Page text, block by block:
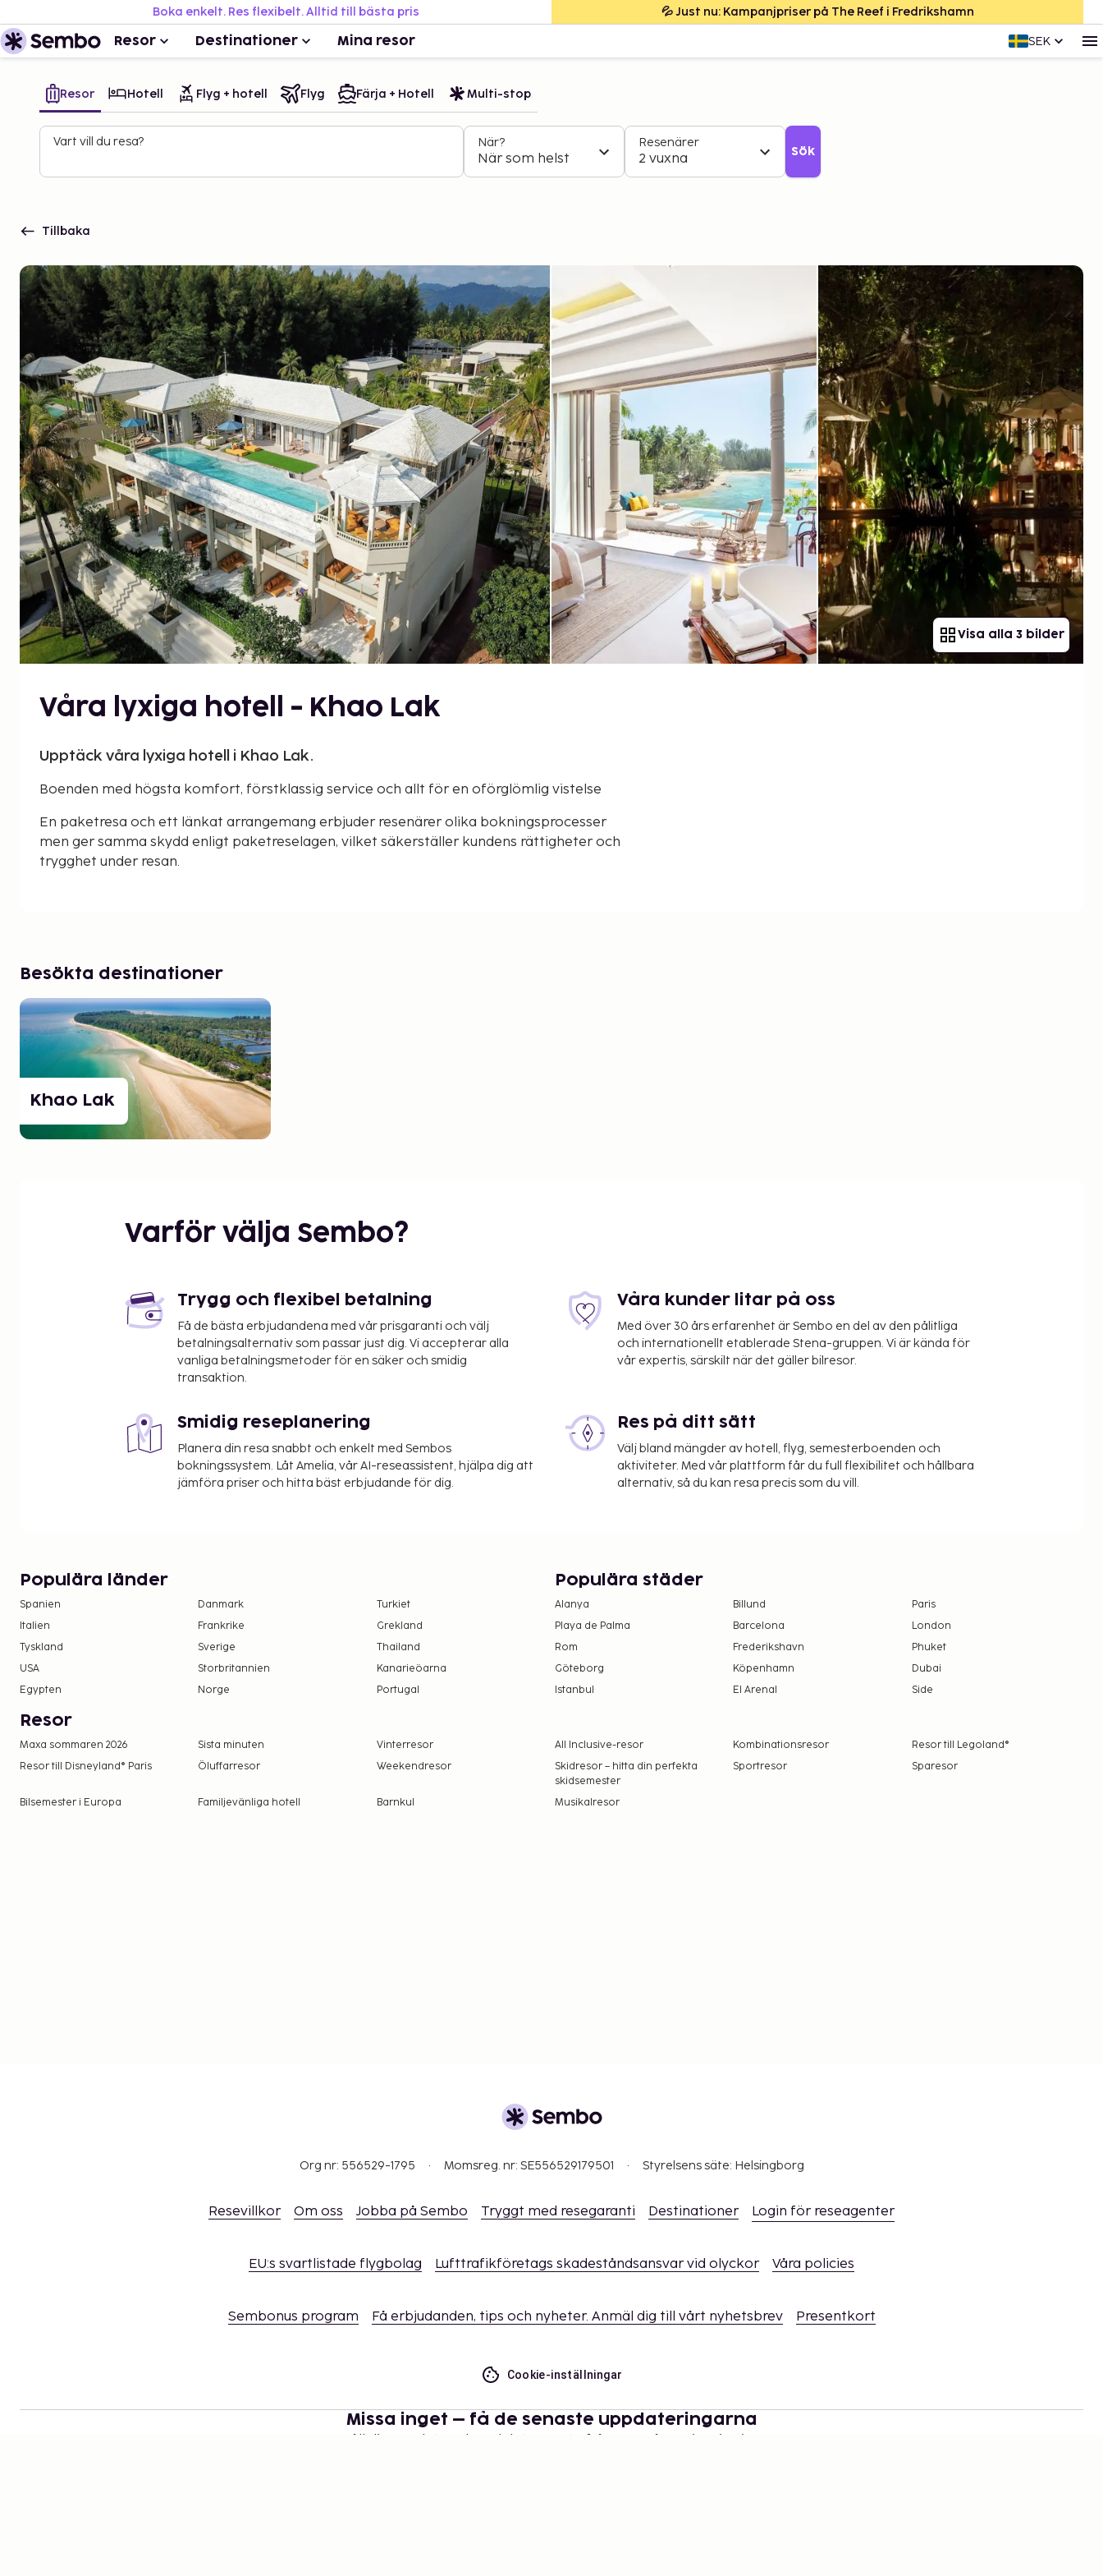
Boka enkelt. Res flexibelt. Alltid till bästa pris 💦 Just nu: Kampanjpriser på The Reef i Fredrikshamn
Resor Destinationer Mina resor SEK
Resor Hotell Flyg + hotell Flyg Färja + Hotell Multi-stop
Vart vill du resa? När?
När som helst
Resenärer
2 vuxna Sök
Tillbaka
Visa alla 3 bilder
Våra lyxiga hotell - Khao Lak
Upptäck våra lyxiga hotell i Khao Lak.
Boenden med högsta komfort, förstklassig service och allt för en oförglömlig vistelse
En paketresa och ett länkat arrangemang erbjuder resenärer olika bokningsprocesser
men ger samma skydd enligt paketreselagen, vilket säkerställer kundens rättigheter och
trygghet under resan.
Besökta destinationer
Khao Lak
Varför välja Sembo?
Trygg och flexibel betalning
Få de bästa erbjudandena med vår prisgaranti och välj
betalningsalternativ som passar just dig. Vi accepterar alla
vanliga betalningsmetoder för en säker och smidig
transaktion.
Våra kunder litar på oss
Med över 30 års erfarenhet är Sembo en del av den pålitliga
och internationellt etablerade Stena-gruppen. Vi är kända för
vår expertis, särskilt när det gäller bilresor.
Smidig reseplanering
Planera din resa snabbt och enkelt med Sembos
bokningssystem. Låt Amelia, vår AI-reseassistent, hjälpa dig att
jämföra priser och hitta bäst erbjudande för dig.
Res på ditt sätt
Välj bland mängder av hotell, flyg, semesterboenden och
aktiviteter. Med vår plattform får du full flexibilitet och hållbara
alternativ, så du kan resa precis som du vill.
Populära länder
Spanien Danmark
Turkiet
Italien
Frankrike
Grekland
Tyskland
Sverige
Thailand
USA
Storbritannien
Kanarieöarna
Egypten
Norge Portugal
Populära städer
Alanya Billund
Paris
Playa de Palma
Barcelona
London
Rom
Frederikshavn
Phuket
Göteborg
Köpenhamn
Dubai
Istanbul
El Arenal Side
Resor
Maxa sommaren 2026 Sista minuten Vinterresor All Inclusive-resor Kombinationsresor
Resor till Legoland®
Resor till Disneyland® Paris
Öluffarresor Weekendresor
Skidresor – hitta din perfekta
skidsemester
Sportresor Sparesor
Bilsemester i Europa Familjevänliga hotell Barnkul Musikalresor
Org nr: 556529-1795 Momsreg. nr: SE556529179501 Styrelsens säte: Helsingborg
Resevillkor Om oss Jobba på Sembo Tryggt med resegaranti Destinationer Login för reseagenter
EU:s svartlistade flygbolag Lufttrafikföretags skadeståndsansvar vid olyckor Våra policies
Sembonus program Få erbjudanden, tips och nyheter. Anmäl dig till vårt nyhetsbrev Presentkort
Cookie-inställningar
Missa inget – få de senaste uppdateringarna